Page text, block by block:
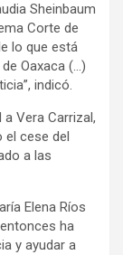
Sheinbaum
Corte de
lo que está
Oaxaca (…)
indicó.
Vera Carrizal,
el cese del
a las
Elena Ríos
ha
y ayudar a